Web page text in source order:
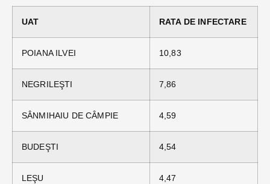
UAT RATA DE INFECTARE
POIANA ILVEI 10,83
NEGRILEŞTI 7,86
SÂNMIHAIU DE CÂMPIE 4,59
BUDEŞTI 4,54
LEŞU 4,47